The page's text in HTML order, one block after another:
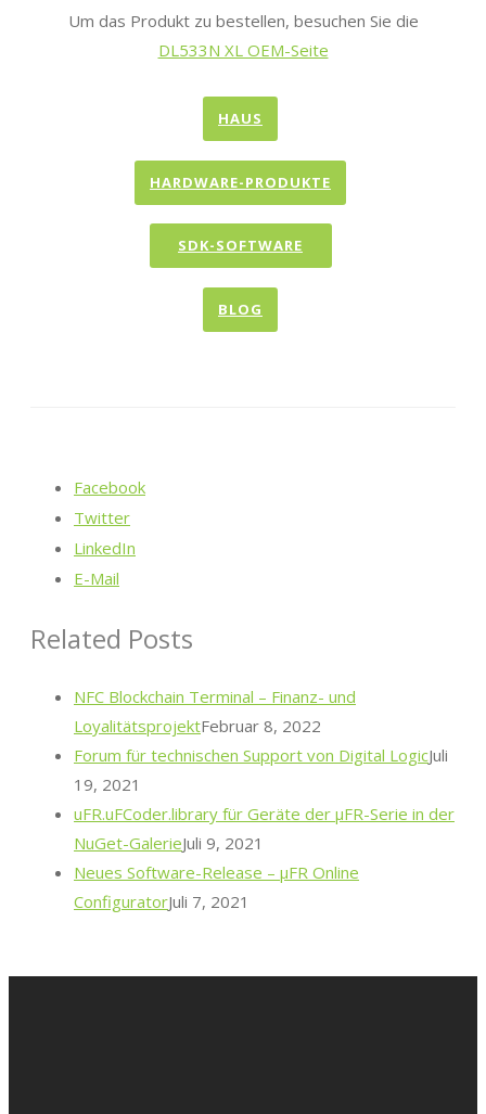
Um das Produkt zu bestellen, besuchen Sie die
DL533N XL OEM-Seite
HAUS
HARDWARE-PRODUKTE
SDK-SOFTWARE
BLOG
Facebook
Twitter
LinkedIn
E-Mail
Related Posts
NFC Blockchain Terminal – Finanz- und
LoyalitätsprojektFebruar 8, 2022
Forum für technischen Support von Digital LogicJuli
19, 2021
uFR.uFCoder.library für Geräte der μFR-Serie in der
NuGet-GalerieJuli 9, 2021
Neues Software-Release – μFR Online
ConfiguratorJuli 7, 2021